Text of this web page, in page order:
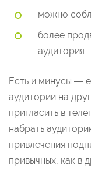
можно
более
аудитория.
Есть и минусы —
аудитории на
пригласить в
набрать
привлечения
привычных, как в